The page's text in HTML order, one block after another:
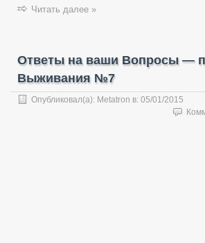
Читать далее »
Ответы на ваши Вопросы —
Выживания №7
Опубликовал(а): Metatron в: 05/01/2015